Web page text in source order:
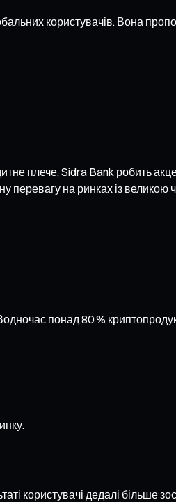
користувачів. Вона
плече, Sidra Bank робить
перевагу на ринках із
Водночас понад 80 %
користувачі дедалі більше